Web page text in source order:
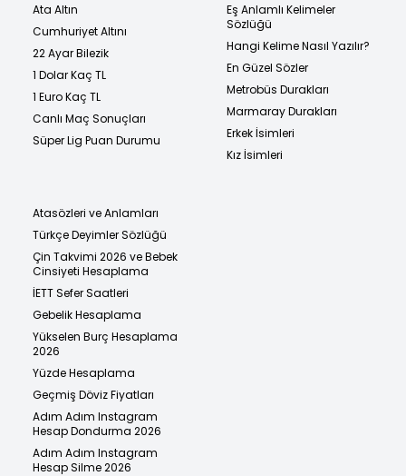
Ata Altın
Cumhuriyet Altını
22 Ayar Bilezik
1 Dolar Kaç TL
1 Euro Kaç TL
Canlı Maç Sonuçları
Süper Lig Puan Durumu
Eş Anlamlı Kelimeler
Sözlüğü
Hangi Kelime Nasıl Yazılır?
En Güzel Sözler
Metrobüs Durakları
Marmaray Durakları
Erkek İsimleri
Kız İsimleri
Atasözleri ve Anlamları
Türkçe Deyimler Sözlüğü
Çin Takvimi 2026 ve Bebek
Cinsiyeti Hesaplama
İETT Sefer Saatleri
Gebelik Hesaplama
Yükselen Burç Hesaplama
2026
Yüzde Hesaplama
Geçmiş Döviz Fiyatları
Adım Adım Instagram
Hesap Dondurma 2026
Adım Adım Instagram
Hesap Silme 2026